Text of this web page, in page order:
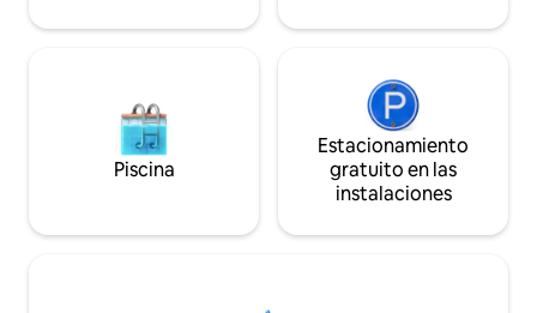
Piscina
Estacionamiento
gratuito en las
instalaciones